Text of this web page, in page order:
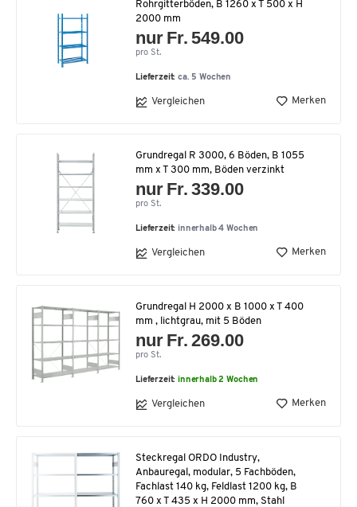
Rohrgitterböden, B 1260 x T 500 x H
2000 mm
nur Fr. 549.00
pro St.
Lieferzeit:ca. 5 Wochen
Vergleichen Merken
Grundregal R 3000, 6 Böden, B 1055
mm x T 300 mm, Böden verzinkt
nur Fr. 339.00
pro St.
Lieferzeit: innerhalb 4 Wochen
Vergleichen Merken
Grundregal H 2000 x B 1000 x T 400
mm , lichtgrau, mit 5 Böden
nur Fr. 269.00
pro St.
Lieferzeit:innerhalb 2 Wochen
Vergleichen Merken
Steckregal ORDO Industry,
Anbauregal, modular, 5 Fachböden,
Fachlast 140 kg, Feldlast 1200 kg, B
760 x T 435 x H 2000 mm, Stahl